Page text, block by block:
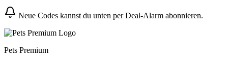
Neue Codes kannst du unten per Deal-Alarm abonnieren.
Pets Premium